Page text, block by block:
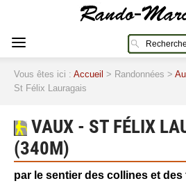
Vous êtes ici : Accueil > Randonnées >
St Félix Lauragais
VAUX - ST FÉLIX
(340M)
par le sentier des collines et